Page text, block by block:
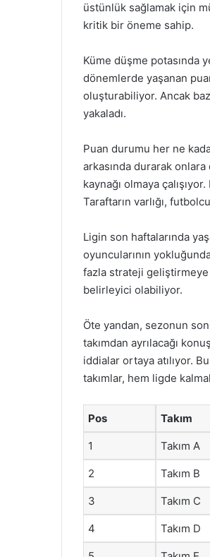
üstünlük sağlamak için
kritik bir öneme sahip.
Küme düşme potasında
dönemlerde yaşanan
oluşturabiliyor. Ancak
yakaladı.
Puan durumu her ne
arkasında durarak
kaynağı olmaya
Taraftarın varlığı,
Ligin son haftalarında
oyuncularının
fazla strateji geliştirmeye
belirleyici olabiliyor.
Öte yandan, sezonun
takımdan ayrılacağı
iddialar ortaya atılıyor.
takımlar, hem ligde
Pos Takım
1 Takım A
2 Takım B
3 Takım C
4 Takım D